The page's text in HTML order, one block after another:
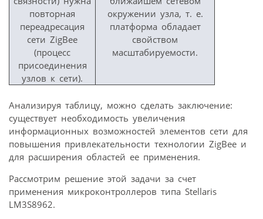
повторная
переадресация
сети ZigBee
(процесс
присоединения
узлов к сети).
окружении узла, т. е.
платформа обладает
свойством
масштабируемости.
Анализируя таблицу, можно сделать заключение:
существует необходимость увеличения
информационных возможностей элементов сети для
повышения привлекательности технологии ZigBee и
для расширения областей ее применения.
Рассмотрим решение этой задачи за счет
применения микроконтроллеров типа Stellaris
LM3S8962.